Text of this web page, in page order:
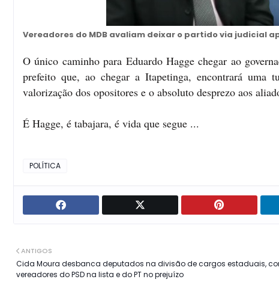
Vereadores do MDB avaliam deixar o partido via judicial
O único caminho para Eduardo Hagge chegar ao
prefeito que, ao chegar a Itapetinga, encontrará uma
valorização dos opositores e o absoluto desprezo aos
É Hagge, é tabajara, é vida que segue ...
POLÍTICA
ANTIGOS
Cida Moura desbanca deputados na divisão de cargos estaduais,
vereadores do PSD na lista e do PT no prejuízo